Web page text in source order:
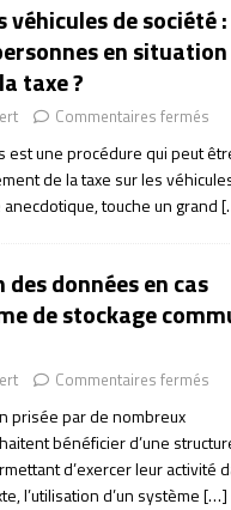
de société :
en
taxe ?
Commentaires fermés
est une procédure qui peut
de la taxe sur les
touche un grand
données en cas
de stockage
Commentaires fermés
prisée par de nombreux
bénéficier d’une
d’exercer leur activité
l’utilisation d’un système[…]